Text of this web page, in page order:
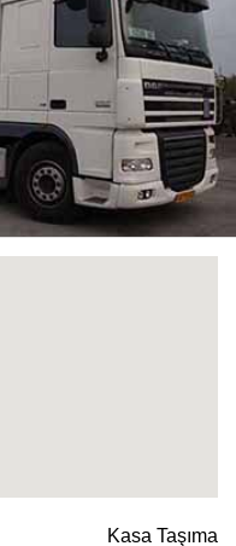
Kasa Taşıma